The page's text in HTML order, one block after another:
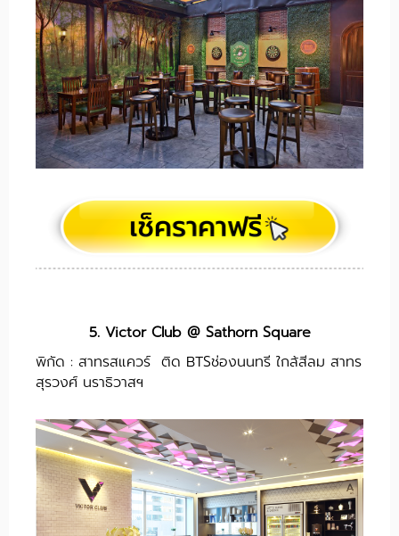
5. Victor Club @ Sathorn Square
พิกัด : สาทรสแควร์ ติด BTSช่องนนทรี ใกล้สีลม สาทร
สุรวงศ์ นราธิวาสฯ